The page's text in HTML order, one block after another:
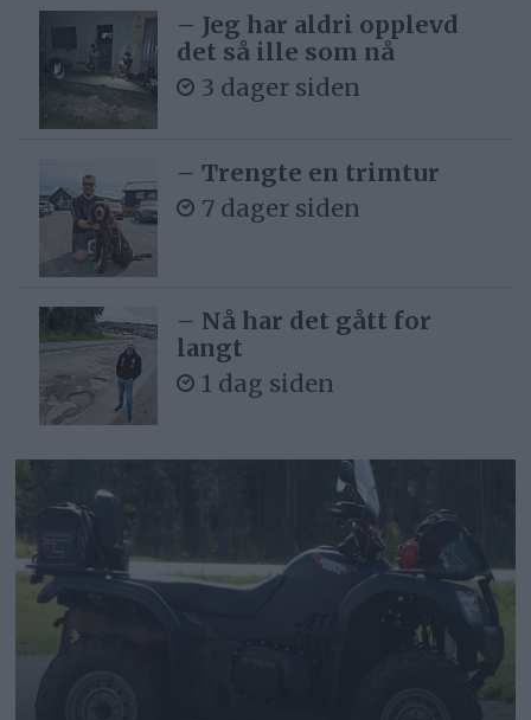
– Jeg har aldri opplevd
det så ille som nå
3 dager siden
– Trengte en trimtur
7 dager siden
– Nå har det gått for
langt
1 dag siden